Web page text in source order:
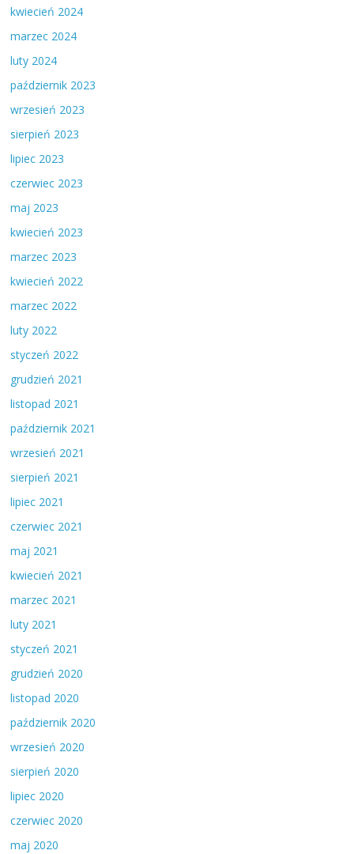
kwiecień 2024
marzec 2024
luty 2024
październik 2023
wrzesień 2023
sierpień 2023
lipiec 2023
czerwiec 2023
maj 2023
kwiecień 2023
marzec 2023
kwiecień 2022
marzec 2022
luty 2022
styczeń 2022
grudzień 2021
listopad 2021
październik 2021
wrzesień 2021
sierpień 2021
lipiec 2021
czerwiec 2021
maj 2021
kwiecień 2021
marzec 2021
luty 2021
styczeń 2021
grudzień 2020
listopad 2020
październik 2020
wrzesień 2020
sierpień 2020
lipiec 2020
czerwiec 2020
maj 2020